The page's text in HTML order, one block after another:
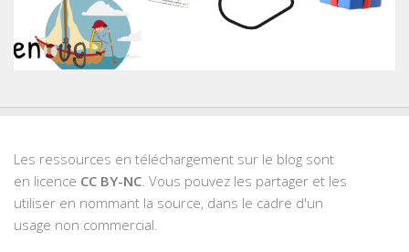
Les ressources en téléchargement sur le blog sont
en licence CC BY-NC. Vous pouvez les partager et les
utiliser en nommant la source, dans le cadre d'un
usage non commercial.